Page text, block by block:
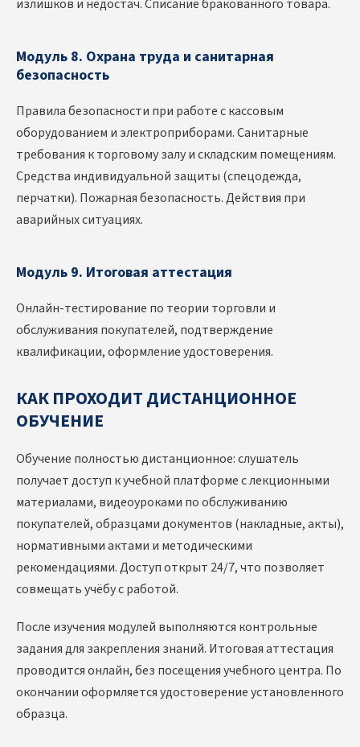
излишков и недостач. Списание бракованного товара.
Модуль 8. Охрана труда и санитарная
безопасность
Правила безопасности при работе с кассовым
оборудованием и электроприборами. Санитарные
требования к торговому залу и складским помещениям.
Средства индивидуальной защиты (спецодежда,
перчатки). Пожарная безопасность. Действия при
аварийных ситуациях.
Модуль 9. Итоговая аттестация
Онлайн-тестирование по теории торговли и
обслуживания покупателей, подтверждение
квалификации, оформление удостоверения.
КАК ПРОХОДИТ ДИСТАНЦИОННОЕ
ОБУЧЕНИЕ
Обучение полностью дистанционное: слушатель
получает доступ к учебной платформе с лекционными
материалами, видеоуроками по обслуживанию
покупателей, образцами документов (накладные, акты),
нормативными актами и методическими
рекомендациями. Доступ открыт 24/7, что позволяет
совмещать учёбу с работой.
После изучения модулей выполняются контрольные
задания для закрепления знаний. Итоговая аттестация
проводится онлайн, без посещения учебного центра. По
окончании оформляется удостоверение установленного
образца.